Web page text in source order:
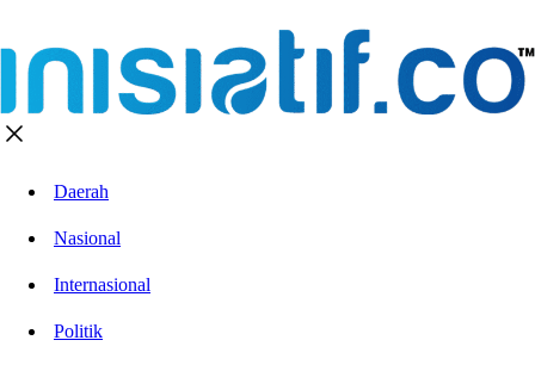
Daerah
Nasional
Internasional
Politik